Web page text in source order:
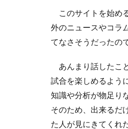
このサイトを始め
外のニュースやコラ
てなさそうだったの
あんまり話したこ
試合を楽しめるよう
知識や分析が物足り
そのため、出来るだ
た人が見にきてくれ